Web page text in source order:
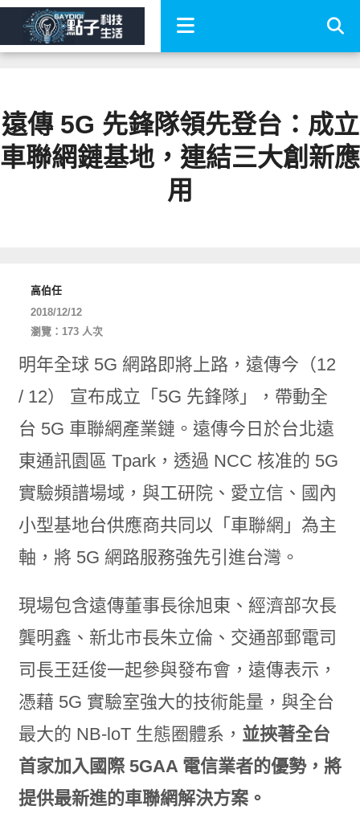
遠傳 5G 先鋒隊領先登台：成立
車聯網鏈基地，連結三大創新應
用
高伯任
2018/12/12
瀏覽：173 人次
明年全球 5G 網路即將上路，遠傳今（12
/ 12） 宣布成立「5G 先鋒隊」，帶動全
台 5G 車聯網產業鏈。遠傳今日於台北遠
東通訊園區 Tpark，透過 NCC 核准的 5G
實驗頻譜場域，與工研院、愛立信、國內
小型基地台供應商共同以「車聯網」為主
軸，將 5G 網路服務強先引進台灣。
現場包含遠傳董事長徐旭東、經濟部次長
龔明鑫、新北市長朱立倫、交通部郵電司
司長王廷俊一起參與發布會，遠傳表示，
憑藉 5G 實驗室強大的技術能量，與全台
最大的 NB-loT 生態圈體系， 並挾著全台
首家加入國際 5GAA 電信業者的優勢，將
提供最新進的車聯網解決方案。